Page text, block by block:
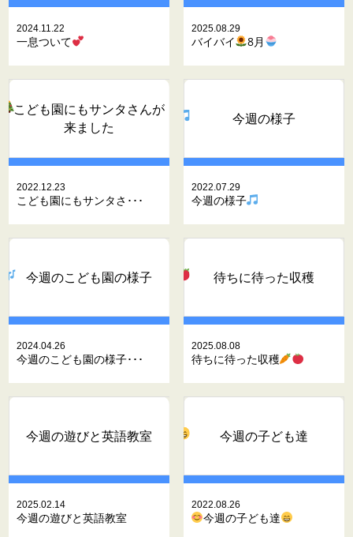
2024.11.22
一息ついて
2025.08.29
バイバイ 8月
こども園にもサンタさんが
来ました
2022.12.23
こども園にもサンタさ･･･
今週の様子
2022.07.29
今週の様子
今週のこども園の様子
2024.04.26
今週のこども園の様子･･･
待ちに待った収穫
2025.08.08
待ちに待った収穫
今週の遊びと英語教室
2025.02.14
今週の遊びと英語教室
今週の子ども達
2022.08.26
今週の子ども達